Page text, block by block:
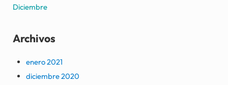
Diciembre
Archivos
enero 2021
diciembre 2020